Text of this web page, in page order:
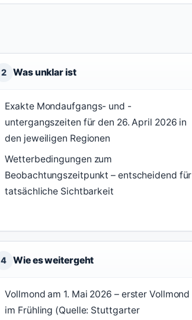
2 Was unklar ist
Exakte Mondaufgangs- und -
untergangszeiten für den 26. April 2026 in
den jeweiligen Regionen
Wetterbedingungen zum
Beobachtungszeitpunkt – entscheidend für
tatsächliche Sichtbarkeit
4 Wie es weitergeht
Vollmond am 1. Mai 2026 – erster Vollmond
im Frühling (Quelle: Stuttgarter